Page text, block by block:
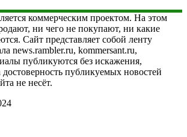
коммерческим проектом. На этом
ни чего не покупают, ни какие
Сайт представляет собой ленту
news.rambler.ru, kommersant.ru,
публикуются без искажения,
достоверность публикуемых новостей
не несёт.